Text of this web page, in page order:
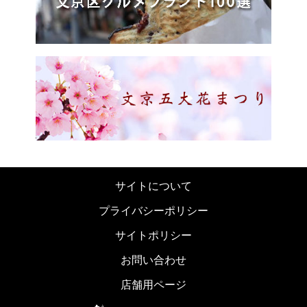
サイトについて
プライバシーポリシー
サイトポリシー
お問い合わせ
店舗用ページ